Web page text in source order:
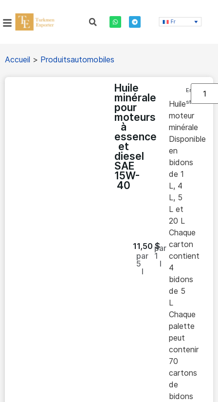
Fr
Accueil > Produitsautomobiles
Huile
minérale
pour
moteurs
à
essence
et
diesel
SAE
15W-
40
11,50 $
par
5
l
par
1
l
Huile
moteur
minérale
Disponible
en
bidons
de 1
L, 4
L, 5
L et
20 L
Chaque
carton
contient
4
bidons
de 5
L
Chaque
palette
peut
contenir
70
cartons
de
bidons
En
stock